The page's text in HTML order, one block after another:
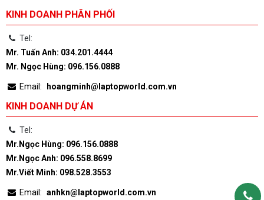
KINH DOANH PHÂN PHỐI
Tel:
Mr. Tuấn Anh: 034.201.4444
Mr. Ngọc Hùng: 096.156.0888
Email: hoangminh@laptopworld.com.vn
KINH DOANH DỰ ÁN
Tel:
Mr.Ngọc Hùng: 096.156.0888
Mr.Ngọc Anh: 096.558.8699
Mr.Viết Minh: 098.528.3553
Email: anhkn@laptopworld.com.vn